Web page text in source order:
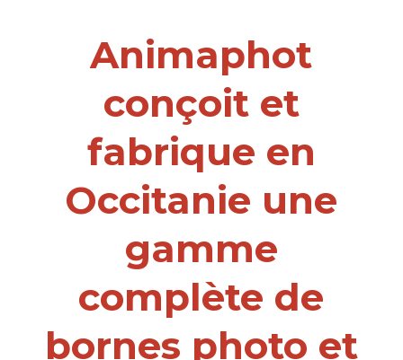
Animaphot
conçoit et
fabrique en
Occitanie une
gamme
complète de
bornes photo et